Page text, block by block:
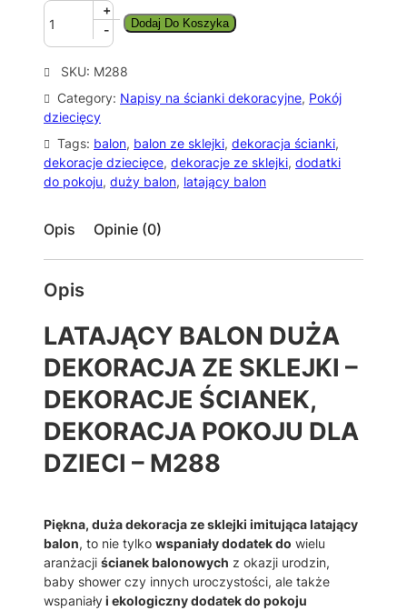
i
o
ś
L
A
T
A
J
Y
B
L
U
Ż
A
D
K
A
C
J
A
Z
+
-
Dodaj Do Koszyka
SKU: M288
Category: Napisy na ścianki dekoracyjne, Pokój
dziecięcy
Tags: balon, balon ze sklejki, dekoracja ścianki
dekoracje dziecięce, dekoracje ze sklejki, dodatki
do pokoju, duży balon, latający balon
Opis Opinie (0)
Opis
LATAJĄCY BALON DUŻA
DEKORACJA ZE SKLEJKI –
DEKORACJE ŚCIANEK,
DEKORACJA POKOJU DLA
DZIECI – M288
Piękna, duża dekoracja ze sklejki imitująca latający
balon, to nie tylko wspaniały dodatek do wielu
aranżacji ścianek balonowych z okazji urodzin,
baby shower czy innych uroczystości, ale także
wspaniałyi ekologiczny dodatek do pokoju